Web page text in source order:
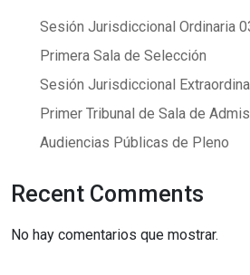
Sesión Jurisdiccional Ordinaria
Primera Sala de Selección
Sesión Jurisdiccional
Primer Tribunal de Sala de
Audiencias Públicas de Pleno
Recent Comments
No hay comentarios que mostrar.